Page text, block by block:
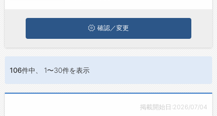
確認／変更
106件中、 1〜30件を表示
掲載開始日:2026/07/04